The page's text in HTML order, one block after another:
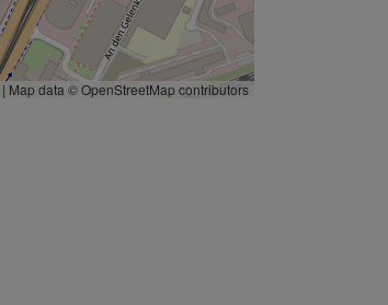
| Map data © OpenStreetMap contributors